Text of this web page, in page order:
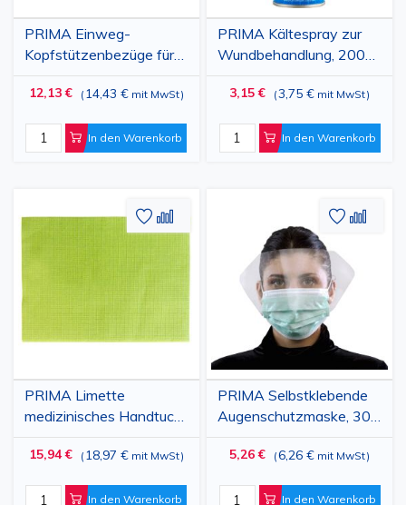
PRIMA Einweg-
Kopfstützenbezüge für
Zahnarztpraxen, 27 x 33
cm, 175 Stück
12,13 € ( 14,43 € mit MwSt)
In den Warenkorb
PRIMA Kältespray zur
Wundbehandlung, 200
ml
3,15 € (3,75 € mit MwSt)
In den Warenkorb
PRIMA Limette
medizinisches Handtuch
33x45cm, 500 Stück
15,94 € ( 18,97 € mit MwSt)
In den Warenkorb
Zur
Wunschliste
Hinzufügen
zum
vergleichen
PRIMA Selbstklebende
Augenschutzmaske, 30
x 13 cm, 10 Stück
5,26 € (6,26 € mit MwSt)
In den Warenkorb
Zur